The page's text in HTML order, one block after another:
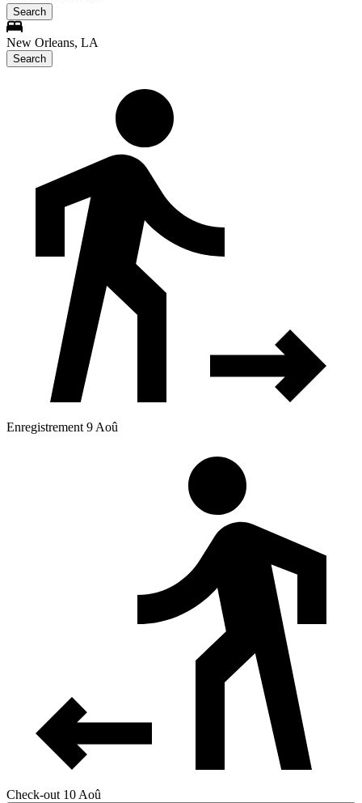
Search
New Orleans, LA
Search
Enregistrement 9 Aoû
Check-out 10 Aoû